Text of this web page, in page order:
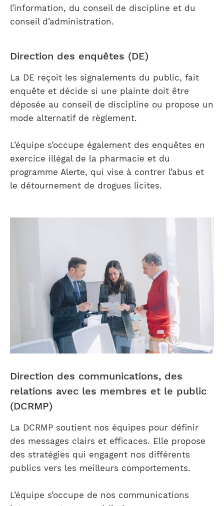
l’information, du conseil de discipline et du
conseil d’administration.
Direction des enquêtes (DE)
La DE reçoit les signalements du public, fait
enquête et décide si une plainte doit être
déposée au conseil de discipline ou propose un
mode alternatif de règlement.
L’équipe s’occupe également des enquêtes en
exercice illégal de la pharmacie et du
programme Alerte, qui vise à contrer l’abus et
le détournement de drogues licites.
Direction des communications, des
relations avec les membres et le public
(DCRMP)
La DCRMP soutient nos équipes pour définir
des messages clairs et efficaces. Elle propose
des stratégies qui engagent nos différents
publics vers les meilleurs comportements.
L’équipe s’occupe de nos communications